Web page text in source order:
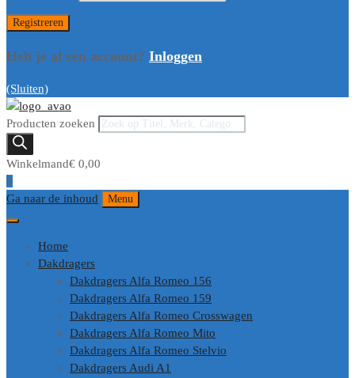
Heb je al een account? Inloggen
(Sluiten)
Producten zoeken
Winkelmand€ 0,00
0
Ga naar de inhoud
Menu
Home
Dakdragers
Dakdragers Alfa Romeo 156
Dakdragers Alfa Romeo 159
Dakdragers Alfa Romeo Crosswagen
Dakdragers Alfa Romeo Mito
Dakdragers Alfa Romeo Stelvio
Dakdragers Audi A1